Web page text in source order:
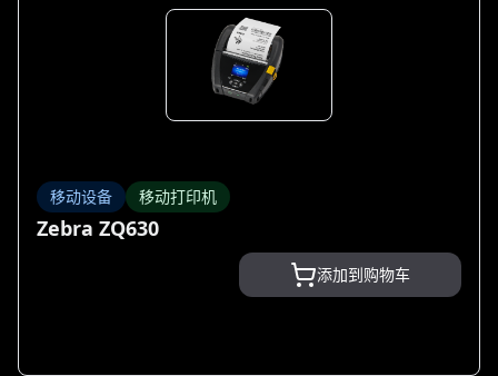
移动设备 移动打印机
Zebra ZQ630
添加到购物车